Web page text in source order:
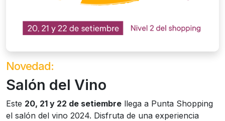
Novedad:
Salón del Vino
Este 20, 21 y 22 de setiembre llega a Punta Shopping
el salón del vino 2024. Disfruta de una experiencia